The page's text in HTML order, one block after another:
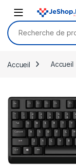
Recherche pour :
Accueil Accueil